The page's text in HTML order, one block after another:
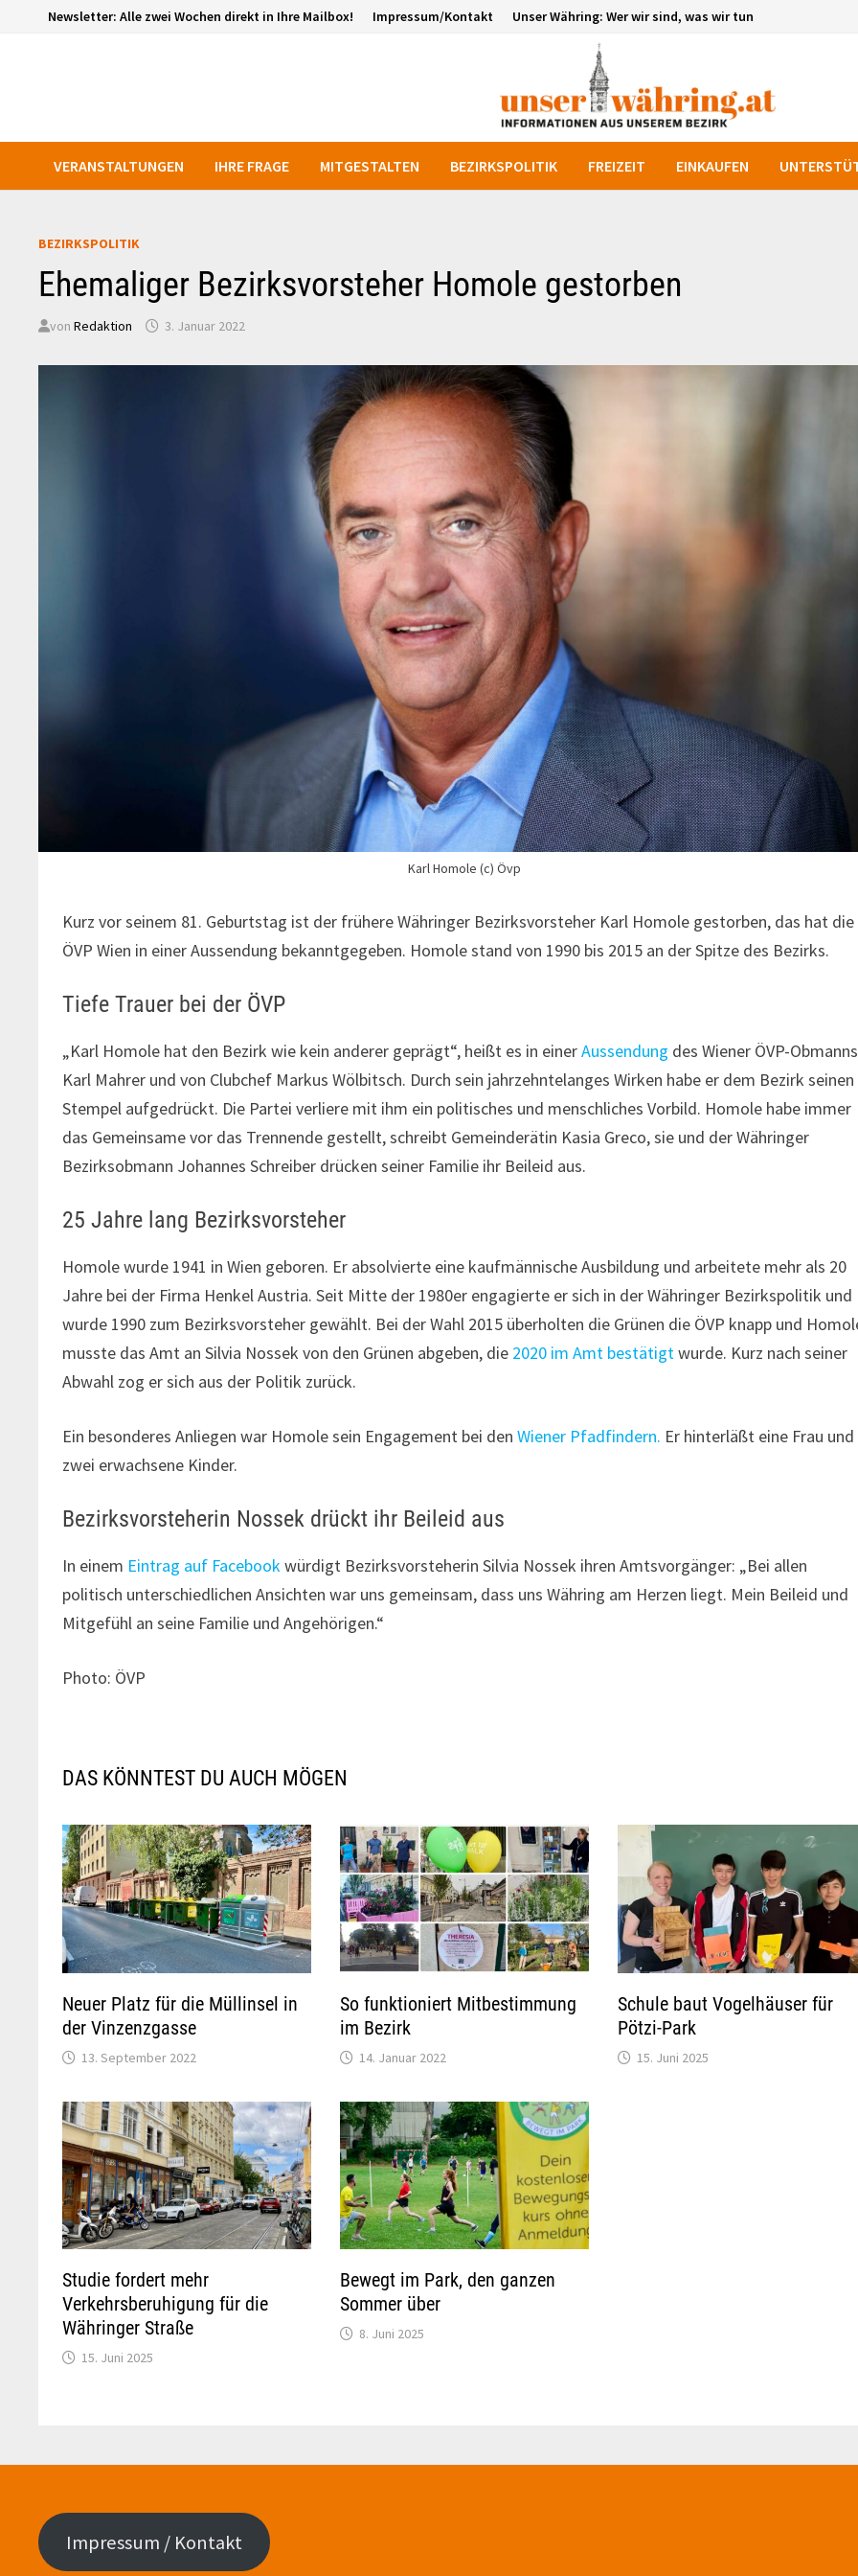
Newsletter: Alle zwei Wochen direkt in Ihre Mailbox! Impressum/Kontakt Unser Währing: Wer wir sind, was wir tun
VERANSTALTUNGEN IHRE FRAGE MITGESTALTEN BEZIRKSPOLITIK FREIZEIT EINKAUFEN
BEZIRKSPOLITIK
Ehemaliger Bezirksvorsteher Homole gestorben
vonRedaktion 3. Januar 2022
Karl Homole (c) Övp
Kurz vor seinem 81. Geburtstag ist der frühere Währinger Bezirksvorsteher Karl Homole gestorben, das hat die
ÖVP Wien in einer Aussendung bekanntgegeben. Homole stand von 1990 bis 2015 an der Spitze des Bezirks.
Tiefe Trauer bei der ÖVP
„Karl Homole hat den Bezirk wie kein anderer geprägt“, heißt es in einerAussendung des Wiener ÖVP-Obmanns
Karl Mahrer und von Clubchef Markus Wölbitsch. Durch sein jahrzehntelanges Wirken habe er dem Bezirk seinen
Stempel aufgedrückt. Die Partei verliere mit ihm ein politisches und menschliches Vorbild. Homole habe immer
das Gemeinsame vor das Trennende gestellt, schreibt Gemeinderätin Kasia Greco, sie und der Währinger
Bezirksobmann Johannes Schreiber drücken seiner Familie ihr Beileid aus.
25 Jahre lang Bezirksvorsteher
Homole wurde 1941 in Wien geboren. Er absolvierte eine kaufmännische Ausbildung und arbeitete mehr als 20
Jahre bei der Firma Henkel Austria. Seit Mitte der 1980er engagierte er sich in der Währinger Bezirkspolitik und
wurde 1990 zum Bezirksvorsteher gewählt. Bei der Wahl 2015 überholten die Grünen die ÖVP knapp und
musste das Amt an Silvia Nossek von den Grünen abgeben, die 2020 im Amt bestätigtwurde. Kurz nach seiner
Abwahl zog er sich aus der Politik zurück.
Ein besonderes Anliegen war Homole sein Engagement bei denWiener Pfadfindern. Er hinterläßt eine Frau und
zwei erwachsene Kinder.
Bezirksvorsteherin Nossek drückt ihr Beileid aus
In einem Eintrag auf Facebookwürdigt Bezirksvorsteherin Silvia Nossek ihren Amtsvorgänger: „Bei allen
politisch unterschiedlichen Ansichten war uns gemeinsam, dass uns Währing am Herzen liegt. Mein Beileid und
Mitgefühl an seine Familie und Angehörigen.“
Photo: ÖVP
DAS KÖNNTEST DU AUCH MÖGEN
Neuer Platz für die Müllinsel in
der Vinzenzgasse
13. September 2022
So funktioniert Mitbestimmung
im Bezirk
14. Januar 2022
Schule baut Vogelhäuser für
Pötzi-Park
15. Juni 2025
Studie fordert mehr
Verkehrsberuhigung für die
Währinger Straße
15. Juni 2025
Bewegt im Park, den ganzen
Sommer über
8. Juni 2025
Impressum / Kontakt